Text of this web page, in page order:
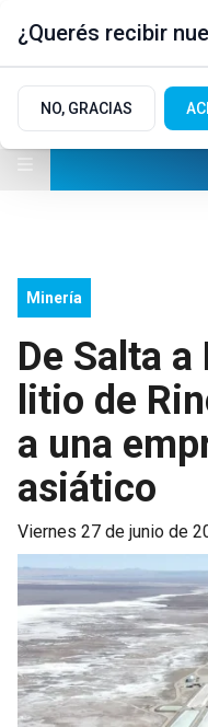
Minería
De Salta a
litio de
a una
asiático
viernes 27 de junio de
¿Querés recibir
NO, GRACIAS